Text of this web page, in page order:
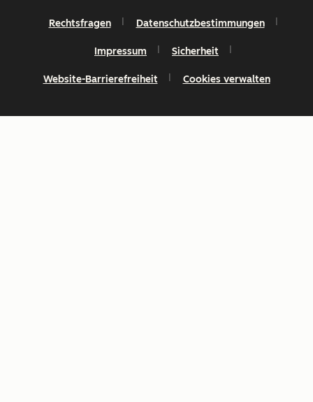
Rechtsfragen Datenschutzbestimmungen
Impressum Sicherheit
Website-Barrierefreiheit Cookies verwalten